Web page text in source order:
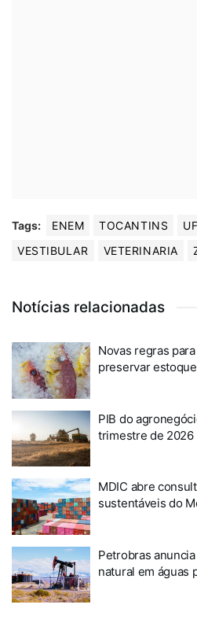
Tags: ENEM TOCANTINS
VESTIBULAR
VETERINARIA
Notícias relacionadas
Novas regras
preservar
PIB do
trimestre de 2026
MDIC abre
sustentáveis do
Petrobras
natural em águas